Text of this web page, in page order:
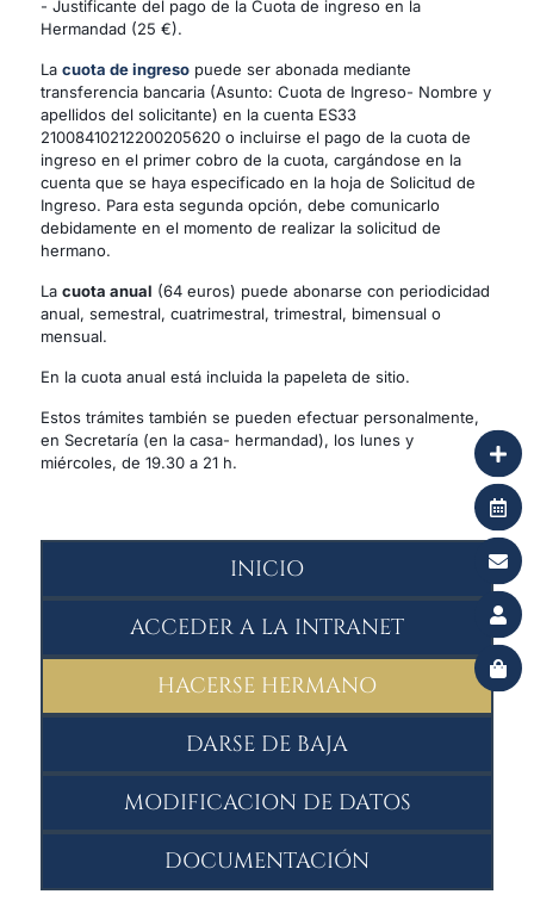
INICIO
ACCEDER A LA INTRANET
HACERSE HERMANO
DARSE DE BAJA
MODIFICACION DE DATOS
DOCUMENTACIÓN
- Justificante del pago de la Cuota de ingreso en la
Hermandad (25 €).
Lacuota de ingreso puede ser abonada mediante
transferencia bancaria (Asunto: Cuota de Ingreso- Nombre y
apellidos del solicitante) en la cuenta ES33
21008410212200205620 o incluirse el pago de la cuota de
ingreso en el primer cobro de la cuota, cargándose en la
cuenta que se haya especificado en la hoja de Solicitud de
Ingreso. Para esta segunda opción, debe comunicarlo
debidamente en el momento de realizar la solicitud de
hermano.
Lacuota anual (64 euros) puede abonarse con periodicidad
anual, semestral, cuatrimestral, trimestral, bimensual o
mensual.
En la cuota anual está incluida la papeleta de sitio.
Estos trámites también se pueden efectuar personalmente,
en Secretaría (en la casa- hermandad), los lunes y
miércoles, de 19.30 a 21 h.